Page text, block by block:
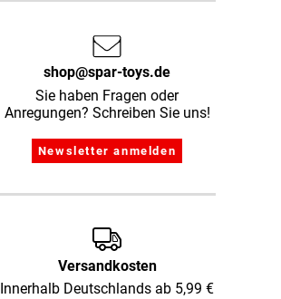
shop@spar-toys.de
Sie haben Fragen oder
Anregungen? Schreiben Sie uns!
Versandkosten
Innerhalb Deutschlands ab 5,99 €